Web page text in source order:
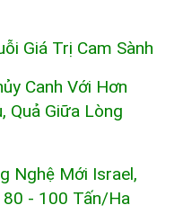
Giá Trị Cam Sành
Canh Với Hơn
Quả Giữa Lòng
Nghệ Mới Israel,
80 - 100 Tấn/ha